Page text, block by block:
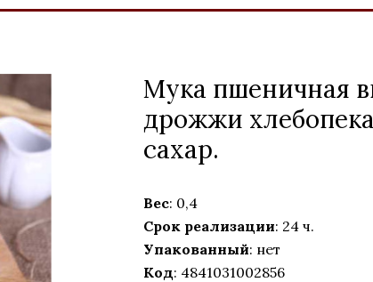
Mука пшеничная
дрожжи
сахар.
Вес: 0,4
Срок реализации: 24 ч.
Упакованный: нет
Код: 4841031002856